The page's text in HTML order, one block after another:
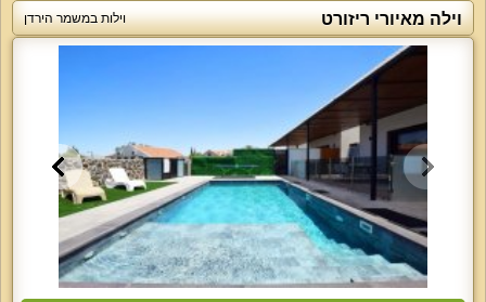
וילה מאיורי ריזורט וילות במשמר הירדן